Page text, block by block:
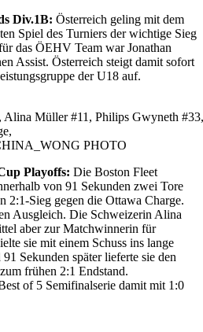
Div.1B: Österreich geling mit dem
Spiel des Turniers der wichtige Sieg
das ÖEHV Team war Jonathan
Assist. Österreich steigt damit sofort
der U18 auf.
Alina Müller #11, Philips Gwyneth
PHOTO
Playoffs: Die Boston Fleet
von 91 Sekunden zwei Tore
2:1-Sieg gegen die Ottawa Charge.
Ausgleich. Die Schweizerin Alina
aber zur Matchwinnerin für
sie mit einem Schuss ins lange
Sekunden später lieferte sie den
frühen 2:1 Endstand.
of 5 Semifinalserie damit mit 1:0